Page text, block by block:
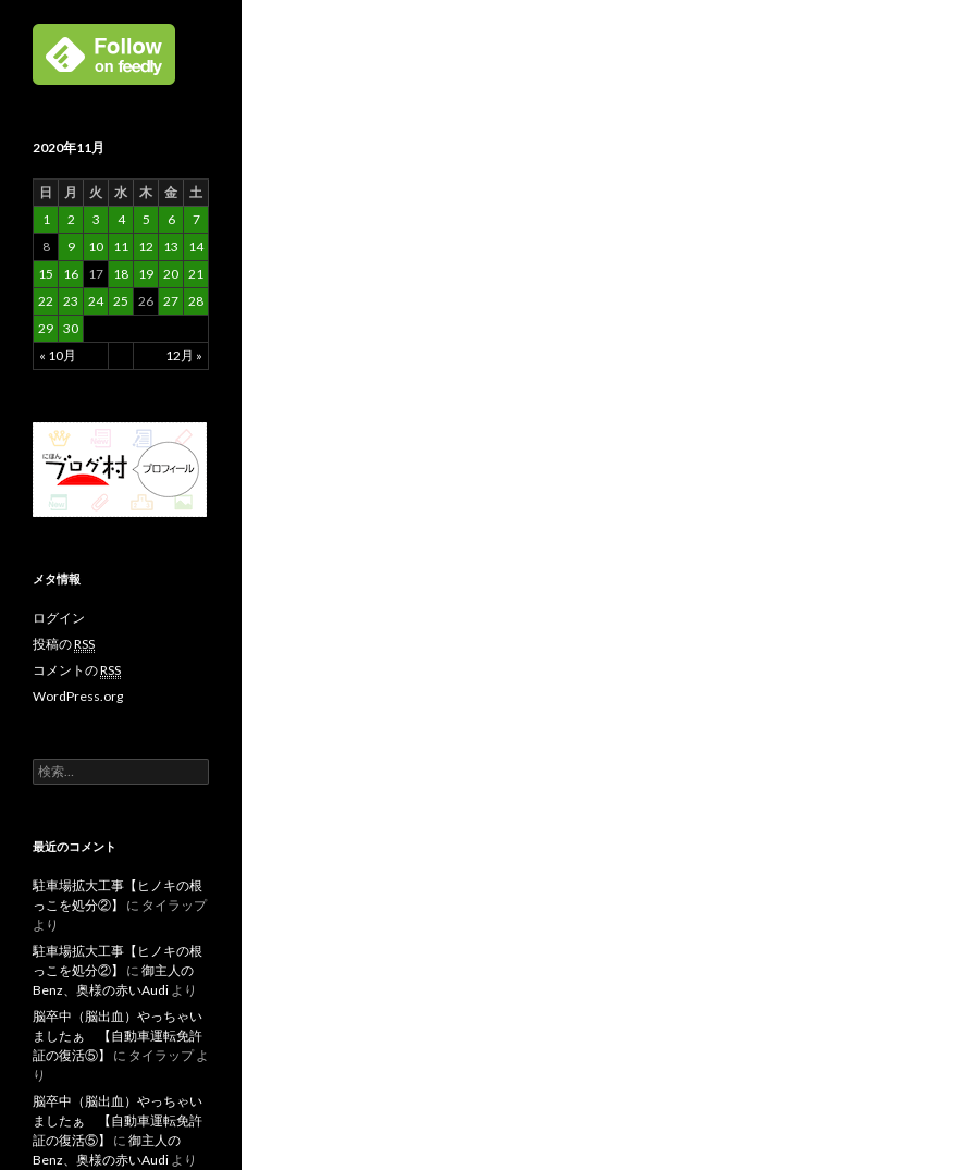
2020年11月
日 月 火 水 木 金 土
« 10月 12月 »
1 2 3 4 5 6
7
8
9 10 11 12 13
14
15
16 17 18 19 20 21
22
23 24 25 26 27 28
29 30
メタ情報
ログイン
投稿のRSS
コメントのRSS
WordPress.org
検
索
最近のコメント
駐車場拡大工事【ヒノキの根
っこを処分②】
に タイラップ
より
駐車場拡大工事【ヒノキの根
っこを処分②】
に 御主人の
Benz、奥様の赤いAudi より
脳卒中（脳出血）やっちゃい
ましたぁ 【自動車運転免許
証の復活⑤】
に タイラップよ
り
脳卒中（脳出血）やっちゃい
ましたぁ 【自動車運転免許
証の復活⑤】
に 御主人の
Benz、奥様の赤いAudi より